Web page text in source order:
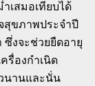
เสมอเทียบได้
สุขภาพประจำปี
ซึ่งจะช่วยยืดอายุ
รื่องกำเนิด
นานและนั่น